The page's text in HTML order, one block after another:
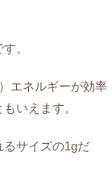
。
エネルギーが効率
いえます。
サイズの1gだ